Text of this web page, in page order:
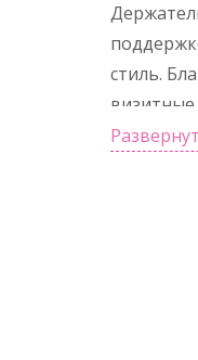
стиль.
визитные
кошельке